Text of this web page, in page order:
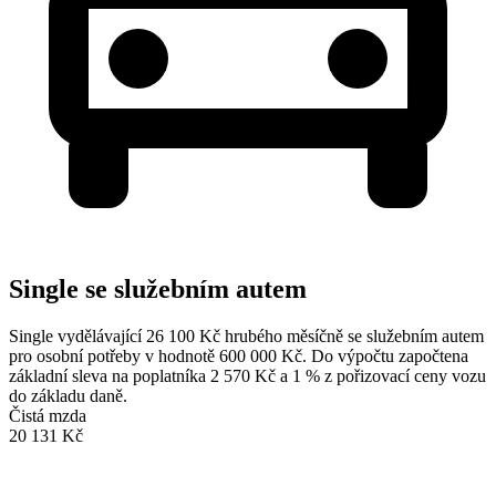
Single se služebním autem
Single vydělávající 26 100 Kč hrubého měsíčně se služebním autem
pro osobní potřeby v hodnotě 600 000 Kč. Do výpočtu započtena
základní sleva na poplatníka 2 570 Kč a 1 % z pořizovací ceny vozu
do základu daně.
Čistá mzda
20 131 Kč